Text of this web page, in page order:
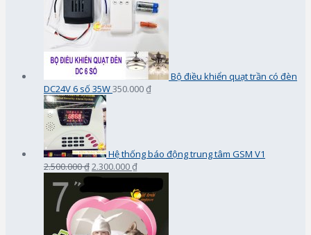
Bộ điều khiển quạt trần có đèn
DC24V 6 số 35W350.000 ₫
Hệ thống báo động trung tâm GSM V1
2.500.000 ₫2.300.000 ₫